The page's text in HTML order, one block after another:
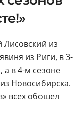
Лисовский из
из Риги, в 3-
а в 4-м сезоне
Новосибирска.
всех обошел